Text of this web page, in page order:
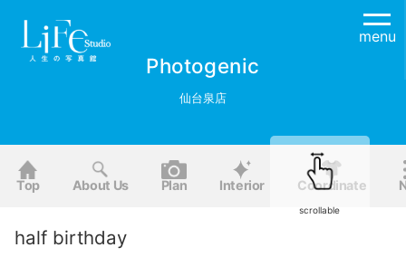
menu
Photogenic
仙台泉店
Top About Us Plan Interior Coordinate
scrollable
half birthday